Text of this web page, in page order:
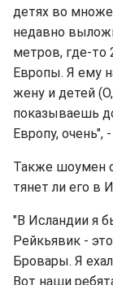
детях во
недавно
метров, где-то
Европы. Я ему
жену и детей
показываешь
Европу, очень",
Также шоумен
тянет ли его в
"В Исландии я
Рейкьявик -
Бровары. Я
Вот наши